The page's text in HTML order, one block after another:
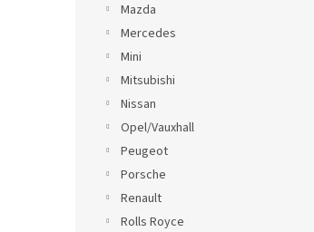
Mazda
Mercedes
Mini
Mitsubishi
Nissan
Opel/Vauxhall
Peugeot
Porsche
Renault
Rolls Royce